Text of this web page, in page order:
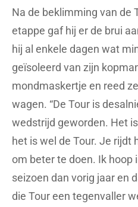
Na de beklimming van de
etappe gaf hij er de brui
hij al enkele dagen wat
geïsoleerd van zijn
mondmaskertje en reed
wagen. “De Tour is
wedstrijd geworden. Het
het is wel de Tour. Je rijdt
om beter te doen. Ik hoop
seizoen dan vorig jaar en
die Tour een tegenvaller